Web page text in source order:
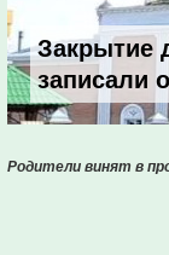
Закрытие
записали
Родители винят в